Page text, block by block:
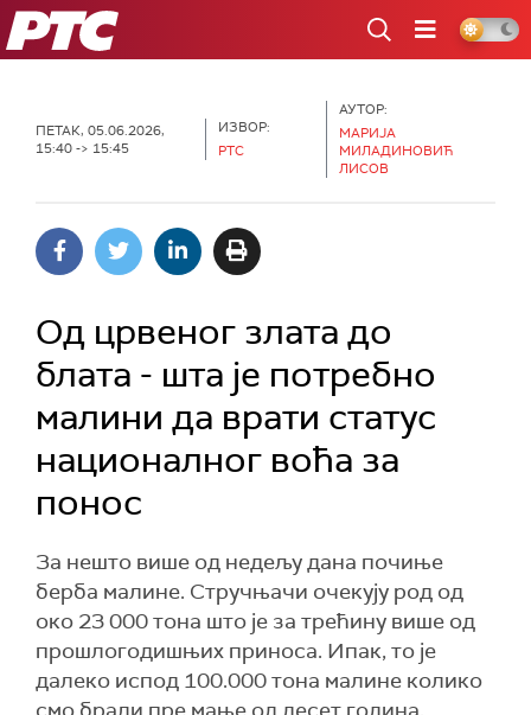
РТС
ПЕТАК, 05.06.2026,
15:40 -> 15:45
ИЗВОР:
РТС
АУТОР:
МАРИЈА
МИЛАДИНОВИЋ
ЛИСОВ
Од црвеног злата до
блата - шта је потребно
малини да врати статус
националног воћа за
понос
За нешто више од недељу дана почиње
берба малине. Стручњачи очекују род од
око 23 000 тона што је за трећину више од
прошлогодишњих приноса. Ипак, то је
далеко испод 100.000 тона малине колико